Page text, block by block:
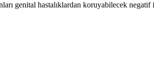
genital hastalıklardan koruyabilecek negatif